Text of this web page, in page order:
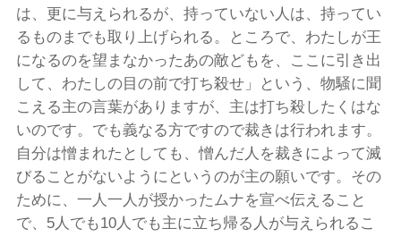
は、更に与えられるが、持っていない人は、持ってい
るものまでも取り上げられる。ところで、わたしが王
になるのを望まなかったあの敵どもを、ここに引き出
して、わたしの目の前で打ち殺せ」という、物騒に聞
こえる主の言葉がありますが、主は打ち殺したくはな
いのです。でも義なる方ですので裁きは行われます。
自分は憎まれたとしても、憎んだ人を裁きによって滅
びることがないようにというのが主の願いです。その
ために、一人一人が授かったムナを宣べ伝えること
で、5人でも10人でも主に立ち帰る人が与えられるこ